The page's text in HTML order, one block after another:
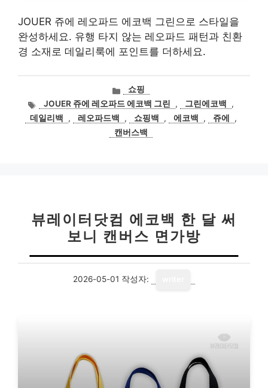
JOUER 쥬에 레오파드 에코백 그린으로 스타일을
완성하세요. 유행 타지 않는 레오파드 패턴과 친환
경 소재로 데일리룩에 포인트를 더하세요.
카
테
고
리
쇼핑
태
그
JOUER 쥬에 레오파드 에코백 그린 , 그린에코백
,
데일리백
, 레오파드백 , 쇼핑백 , 에코백 , 쥬에
,
캔버스백
뷰레이터닷컴 에코백 한 달 써
보니 캔버스 면가방
2026-05-01 작성자: